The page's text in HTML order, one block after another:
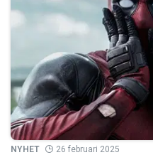
NYHET 26 februari 2025